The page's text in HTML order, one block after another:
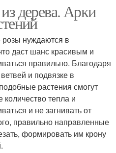
дерева. Арки
розы нуждаются в
даст шанс красивым и
правильно. Благодаря
и подвязке в
растения смогут
количество тепла и
и не загнивать от
правильно направленные
формировать им крону